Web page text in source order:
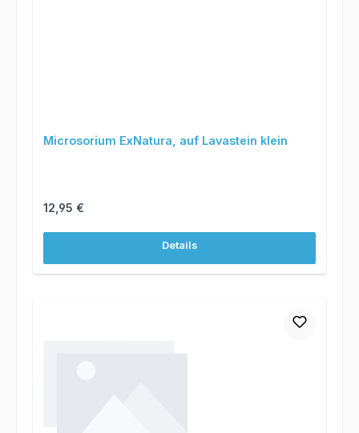
Microsorium ExNatura, auf Lavastein klein
Regulärer Preis:
12,95 €
Details